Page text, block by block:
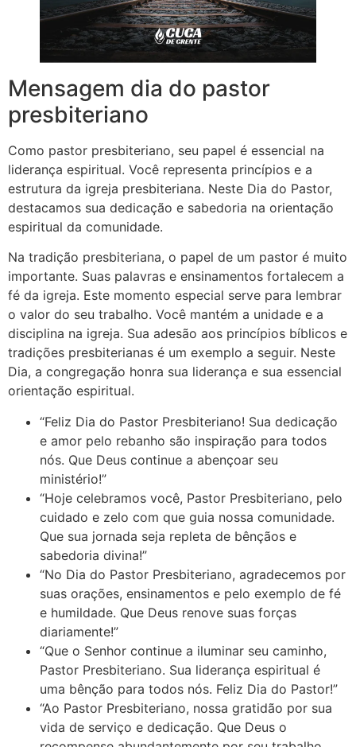
Mensagem dia do pastor
presbiteriano
Como pastor presbiteriano, seu papel é essencial na
liderança espiritual. Você representa princípios e a
estrutura da igreja presbiteriana. Neste Dia do Pastor,
destacamos sua dedicação e sabedoria na orientação
espiritual da comunidade.
Na tradição presbiteriana, o papel de um pastor é muito
importante. Suas palavras e ensinamentos fortalecem a
fé da igreja. Este momento especial serve para lembrar
o valor do seu trabalho. Você mantém a unidade e a
disciplina na igreja. Sua adesão aos princípios bíblicos e
tradições presbiterianas é um exemplo a seguir. Neste
Dia, a congregação honra sua liderança e sua essencial
orientação espiritual.
“Feliz Dia do Pastor Presbiteriano! Sua dedicação
e amor pelo rebanho são inspiração para todos
nós. Que Deus continue a abençoar seu
ministério!”
“Hoje celebramos você, Pastor Presbiteriano, pelo
cuidado e zelo com que guia nossa comunidade.
Que sua jornada seja repleta de bênçãos e
sabedoria divina!”
“No Dia do Pastor Presbiteriano, agradecemos por
suas orações, ensinamentos e pelo exemplo de fé
e humildade. Que Deus renove suas forças
diariamente!”
“Que o Senhor continue a iluminar seu caminho,
Pastor Presbiteriano. Sua liderança espiritual é
uma bênção para todos nós. Feliz Dia do Pastor!”
“Ao Pastor Presbiteriano, nossa gratidão por sua
vida de serviço e dedicação. Que Deus o